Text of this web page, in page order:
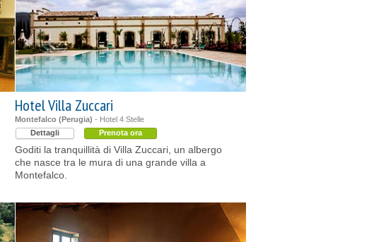
Hotel Villa Zuccari
Montefalco (Perugia) - Hotel 4 Stelle
Dettagli
Prenota ora
Goditi la tranquillità di Villa Zuccari, un albergo
che nasce tra le mura di una grande villa a
Montefalco.